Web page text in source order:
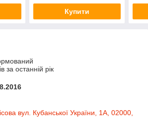
Купити
за останній рік
вул. Кубанської України, 1А, 02000,